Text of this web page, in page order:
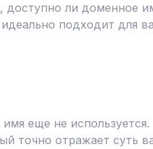
ли доменное
подходит для
еще не используется.
точно отражает суть